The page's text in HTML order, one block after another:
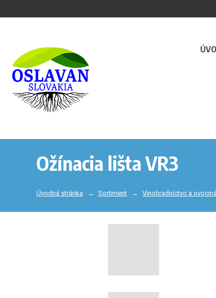
Ožínacia lišta VR3
Úvodná stránka Sortiment Vinohradníctvo a